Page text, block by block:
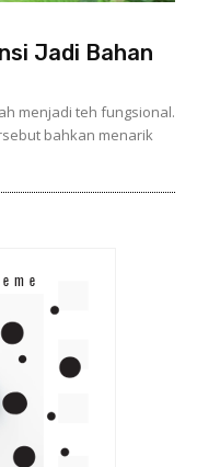
Jadi Bahan
menjadi teh fungsional.
bahkan menarik